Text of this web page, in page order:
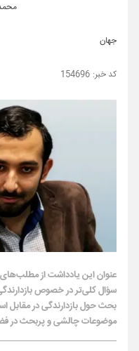
جهان
154696
عنوان این یادداشت از
سؤال کلی‌تر در خصوص
بحث حول بازدارندگی در مقابل
موضوعات چالشی و پربحث در